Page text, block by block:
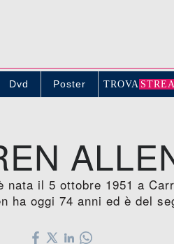
Dvd Poster TROVA
il 5 ottobre 1951 a
ha oggi 74 anni ed è del